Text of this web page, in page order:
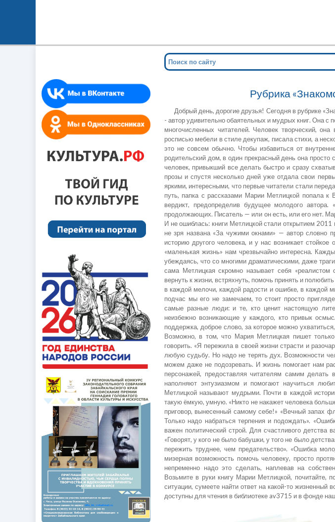
Рубрика
Добрый день, дорогие друзья! Сегодня в рубрике
- автор удивительно обаятельных и мудрых книг. Она
многочисленных читателей. Человек творческий,
росписью мебели в стиле декупаж, писала стихи, а
это не совсем обычно. Чтобы избавиться от
родительский дом, в один прекрасный день она просто
человек, привыкший все делать быстро и сразу
прозы и спустя несколько дней уже отдала свои
яркими, интересными, что первые читатели стали
путь, папка с рассказами Марии Метлицкой попала к
вердикт, предопределив будущее молодого
продолжающих. Писатель — или он есть, или его нет.
И не ошиблась: книги Метлицкой стали открытием
не зря названа «За чужими окнами» — автор словно
историю другого человека, и у нас возникает
«маленькая жизнь» нам чрезвычайно интересна.
убеждаясь, что со многими драматическими, даже
сама Метлицкая скромно называет себя
вернуть к жизни, встряхнуть, помочь принять и
в каждой мелочи, каждой радости и ошибке, в каждой
подчас мы его не замечаем, то стоит просто
самые разные люди: и те, кто ценит настоящую
неизбежно возникающие у каждого, кто привык
поддержка, доброе слово, за которое можно
Возможно, в том, что Мария Метлицкая пишет
говорить. «Я пережила в своей жизни страсти и
любую судьбу. Но надо не терять дух. Возможности
можем даже не подозревать. И жизнь помогает нам
персонажей, предоставляя читателям самим
наполняют энтузиазмом и помогают научиться
Метлицкой называют мудрыми. Почти в каждой
такую ёмкую, умную. «Никто не накажет человека
приговор, вынесенный самому себе!» «Вечный запах
Только надо набраться терпения и подождать».
важен политический строй. Для счастливого
«Говорят, у кого не было бабушки, у того не было
пережить труднее, чем предательство». «Ошибка
мизерная возможность помочь человеку, просто
непременно надо это сделать, наплевав на
Возьмите в руки книгу Марии Метлицкой, почитайте,
ситуации, сумеете найти ответ на какой-то
доступны для чтения в библиотеке av3715 и в фонде